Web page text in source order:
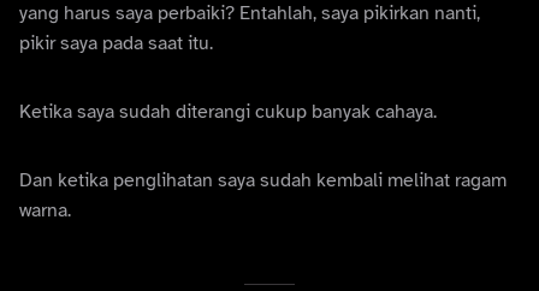
yang harus saya perbaiki? Entahlah, saya pikirkan nanti,
pikir saya pada saat itu.
Ketika saya sudah diterangi cukup banyak cahaya.
Dan ketika penglihatan saya sudah kembali melihat ragam
warna.